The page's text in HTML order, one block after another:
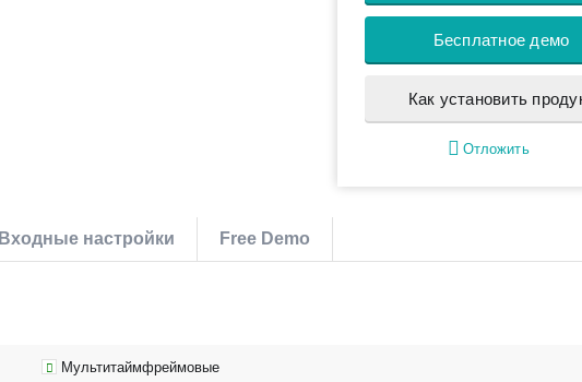
Бесплатное демо
Как установить
Отложить
Входные настройки Free Demo
Мультитаймфреймовые